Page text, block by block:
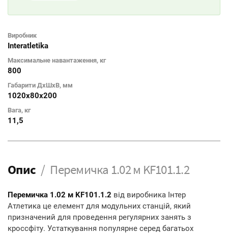
Виробник
Interatletika
Максимальне навантаження, кг
800
Габарити ДхШхВ, мм
1020x80x200
Вага, кг
11,5
Опис Перемичка 1.02 м KF101.1.2
Перемичка 1.02 м KF101.1.2 від виробника Інтер
Атлетика це елемент для модульних станцій, який
призначений для проведення регулярних занять з
кроссфіту. Устаткування популярне серед багатьох